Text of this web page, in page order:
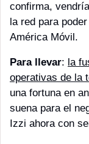
confirma,
la red para
América Móvil.
Para llevar: la
operativas de la
una fortuna en
suena para el
Izzi ahora con